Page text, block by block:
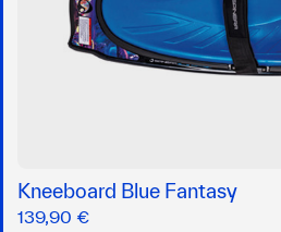
Kneeboard Blue Fantasy
139,90 €